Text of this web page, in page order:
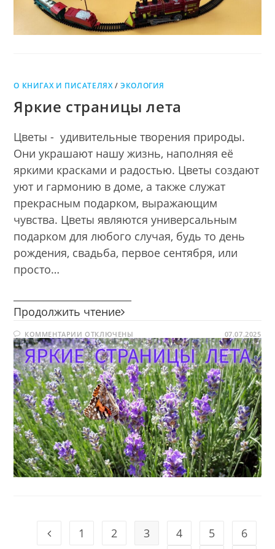
О КНИГАХ И ПИСАТЕЛЯХ/ЭКОЛОГИЯ
Яркие страницы лета
Цветы - удивительные творения природы.
Они украшают нашу жизнь, наполняя её
яркими красками и радостью. Цветы создают
уют и гармонию в доме, а также служат
прекрасным подарком, выражающим
чувства. Цветы являются универсальным
подарком для любого случая, будь то день
рождения, свадьба, первое сентября, или
просто…
Продолжить чтение Яркие
лета
КОММЕНТАРИИ К
ЗАПИСИ
ЯРКИЕ
СТРАНИЦЫ
ЛЕТА
ОТКЛЮЧЕНЫ 07.07.2025
Go to the previous page
1 2 3 4 5
6